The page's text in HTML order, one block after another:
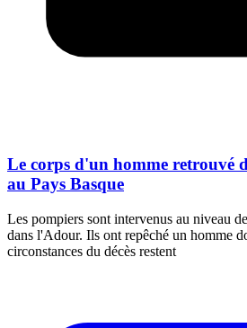
Le corps d'un homme retrouvé
au Pays Basque
Les pompiers sont intervenus au niveau
dans l'Adour. Ils ont repêché un homme
circonstances du décès restent